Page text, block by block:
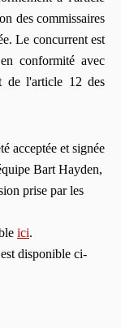
des commissaires
Le concurrent est
conformité avec
de l'article 12 des
acceptée et signée
Bart Hayden,
prise par les
ici.
disponible ci-